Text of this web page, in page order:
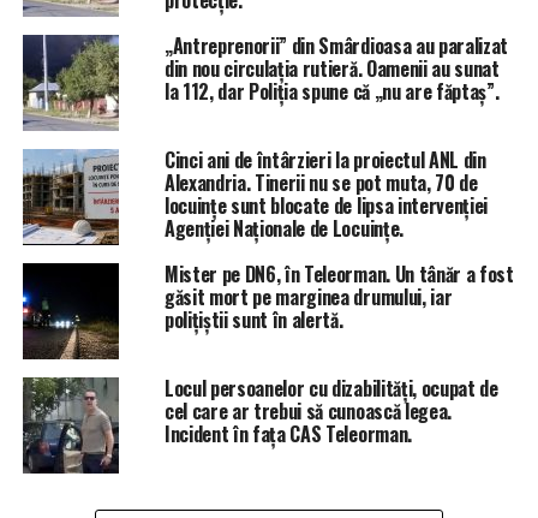
ÎNTÂMPLĂRI RECERENTE CIUPERCENI
LUCIAN STOICEA
POIANA
RETEA GAZE CIUPERCENI TELEORMAN
STIRI ALEXANDRIA
URMĂTORUL ARTICOL
România și Bulgaria intră în Schengen de la 1 Ianuarie
2025! Vor rămâne doar controalele aleatorii, timp de
șase luni!
„Antreprenorii” din Smârdioasa au paralizat
din nou circulația rutieră. Oamenii au sunat
la 112, dar Poliția spune că „nu are făptaș”.
Cinci ani de întârzieri la proiectul ANL din
Alexandria. Tinerii nu se pot muta, 70 de
locuințe sunt blocate de lipsa intervenției
Agenției Naționale de Locuințe.
Mister pe DN6, în Teleorman. Un tânăr a fost
găsit mort pe marginea drumului, iar
polițiștii sunt în alertă.
Locul persoanelor cu dizabilități, ocupat de
cel care ar trebui să cunoască legea.
Incident în fața CAS Teleorman.